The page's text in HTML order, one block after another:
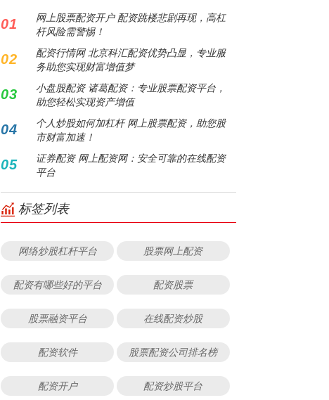
01
网上股票配资开户 配资跳楼悲剧再现，高杠
杆风险需警惕！
02
配资行情网 北京科汇配资优势凸显，专业服
务助您实现财富增值梦
03
小盘股配资 诸葛配资：专业股票配资平台，
助您轻松实现资产增值
04
个人炒股如何加杠杆 网上股票配资，助您股
市财富加速！
05
证券配资 网上配资网：安全可靠的在线配资
平台
标签列表
网络炒股杠杆平台 股票网上配资
配资有哪些好的平台 配资股票
股票融资平台 在线配资炒股
配资软件 股票配资公司排名榜
配资开户 配资炒股平台